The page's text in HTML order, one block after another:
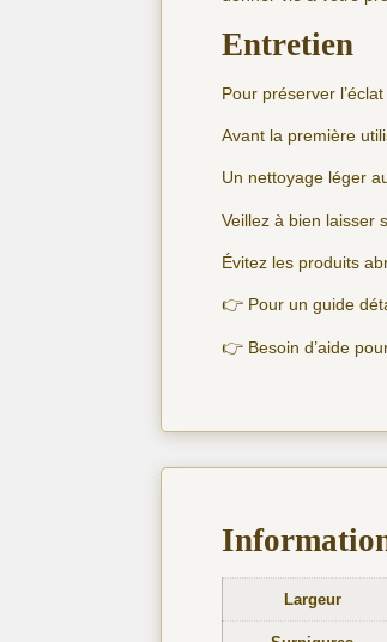
Entretien
Pour préserver
Avant la première
Un nettoyage léger
Veillez à bien laisser
Évitez les produits
👉 Pour un guide
👉 Besoin d’aide
Largeur